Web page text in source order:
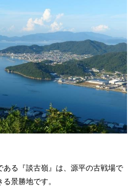
ある『談古嶺』は、源平の古戦場で
景勝地です。